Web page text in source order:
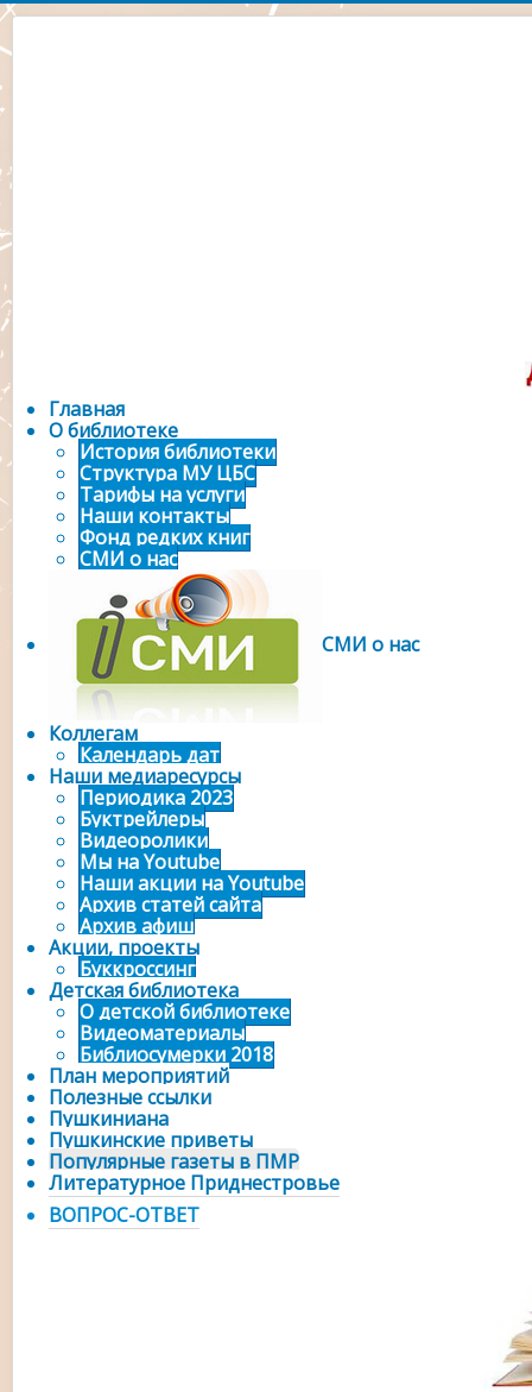
Главная
О библиотеке
История библиотеки
Структура МУ ЦБС
Тарифы на услуги
Наши контакты
Фонд редких книг
СМИ о нас
СМИ о нас
Коллегам
Календарь дат
Наши медиаресурсы
Периодика 2023
Буктрейлеры
Видеоролики
Мы на Youtube
Наши акции на Youtube
Архив статей сайта
Архив афиш
Акции, проекты
Буккроссинг
Детская библиотека
О детской библиотеке
Видеоматериалы
Библиосумерки 2018
План мероприятий
Полезные ссылки
Пушкиниана
Пушкинские приветы
Популярные газеты в ПМР
Литературное Приднестровье
ВОПРОС-ОТВЕТ